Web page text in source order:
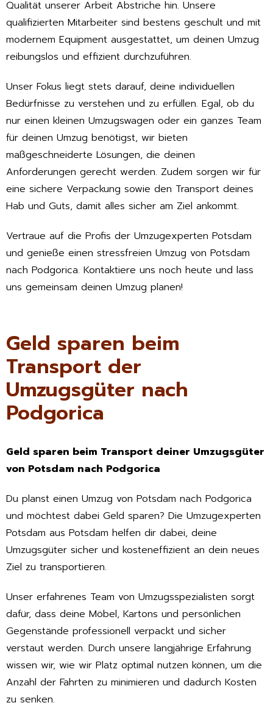
Qualität unserer Arbeit Abstriche hin. Unsere
qualifizierten Mitarbeiter sind bestens geschult und mit
modernem Equipment ausgestattet, um deinen Umzug
reibungslos und effizient durchzuführen.
Unser Fokus liegt stets darauf, deine individuellen
Bedürfnisse zu verstehen und zu erfüllen. Egal, ob du
nur einen kleinen Umzugswagen oder ein ganzes Team
für deinen Umzug benötigst, wir bieten
maßgeschneiderte Lösungen, die deinen
Anforderungen gerecht werden. Zudem sorgen wir für
eine sichere Verpackung sowie den Transport deines
Hab und Guts, damit alles sicher am Ziel ankommt.
Vertraue auf die Profis der Umzugexperten Potsdam
und genieße einen stressfreien Umzug von Potsdam
nach Podgorica. Kontaktiere uns noch heute und lass
uns gemeinsam deinen Umzug planen!
Geld sparen beim
Transport der
Umzugsgüter nach
Podgorica
Geld sparen beim Transport deiner Umzugsgüter
von Potsdam nach Podgorica
Du planst einen Umzug von Potsdam nach Podgorica
und möchtest dabei Geld sparen? Die Umzugexperten
Potsdam aus Potsdam helfen dir dabei, deine
Umzugsgüter sicher und kosteneffizient an dein neues
Ziel zu transportieren.
Unser erfahrenes Team von Umzugsspezialisten sorgt
dafür, dass deine Möbel, Kartons und persönlichen
Gegenstände professionell verpackt und sicher
verstaut werden. Durch unsere langjährige Erfahrung
wissen wir, wie wir Platz optimal nutzen können, um die
Anzahl der Fahrten zu minimieren und dadurch Kosten
zu senken.